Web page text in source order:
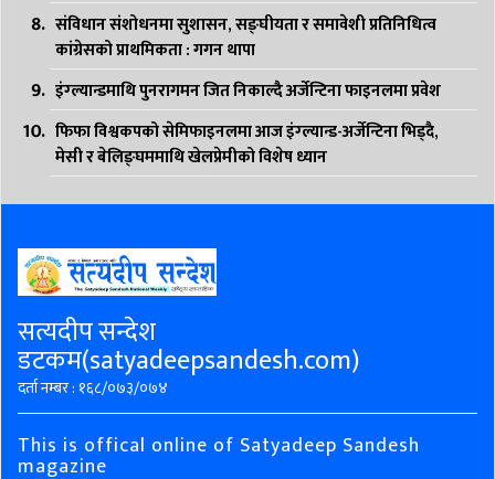
संविधान संशोधनमा सुशासन, सङ्घीयता र समावेशी प्रतिनिधित्व
कांग्रेसको प्राथमिकता : गगन थापा
इंग्ल्यान्डमाथि पुनरागमन जित निकाल्दै अर्जेन्टिना फाइनलमा प्रवेश
फिफा विश्वकपको सेमिफाइनलमा आज इंग्ल्यान्ड-अर्जेन्टिना भिड्दै,
मेसी र बेलिङ्घममाथि खेलप्रेमीको विशेष ध्यान
सत्यदीप सन्देश
डटकम(satyadeepsandesh.com)
दर्ता नम्बर : १६८/०७३/०७४
This is offical online of Satyadeep Sandesh
magazine